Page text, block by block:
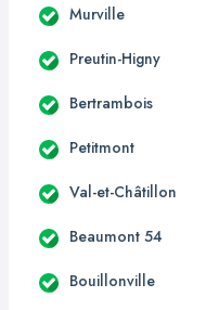
Murville
Preutin-Higny
Bertrambois
Petitmont
Val-et-Châtillon
Beaumont 54
Bouillonville